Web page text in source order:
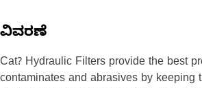
ವಿವರಣೆ
Cat? Hydraulic Filters provide the best
contaminates and abrasives by keeping